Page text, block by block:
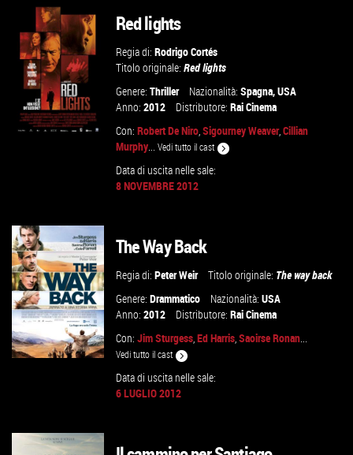
Red lights
Regia di:Rodrigo Cortés
Titolo originale:Red lights
Genere:Thriller Nazionalità:Spagna,USA
Anno:2012 Distributore:Rai Cinema
Con:Robert De Niro,Sigourney Weaver,Cillian
Murphy...Vedi tutto il cast
Data di uscita nelle sale:
8 NOVEMBRE 2012
VAI ALLA SCHEDA
The Way Back
Regia di:Peter Weir Titolo originale: The way back
Genere:Drammatico Nazionalità:USA
Anno:2012 Distributore:Rai Cinema
Con:Jim Sturgess,Ed Harris,Saoirse Ronan...
Vedi tutto il cast
Data di uscita nelle sale:
6 LUGLIO 2012